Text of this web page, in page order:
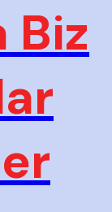
Biz